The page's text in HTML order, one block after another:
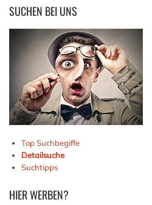
SUCHEN BEI UNS
Top Suchbegiffe
Detailsuche
Suchtipps
HIERWERBEN?